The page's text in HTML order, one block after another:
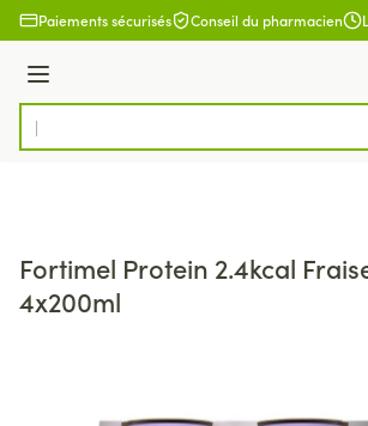
Aller au contenu
Paiements sécurisés Conseil du pharmacien
Menu
Rechercher
Fortimel Protein 2.4kcal
4x200ml